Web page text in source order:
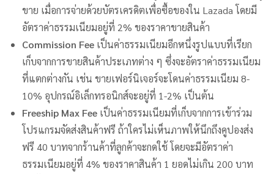
ขาย เมื่อการจ่ายด้วยบัตรเครดิตเพื่อซื้อของใน Lazada โดยมี
อัตราค่าธรรมเนียมอยู่ที่ 2% ของราคาขายสินค้า
Commission Fee เป็นค่าธรรมเนียมอีกหนึ่งรูปแบบที่เรียก
เก็บจากการขายสินค้าประเภทต่าง ๆ ซึ่งจะอัตราค่าธรรมเนียม
ที่แตกต่างกัน เช่น ขายเฟอร์นิเจอร์จะโดนค่าธรรมเนียม 8-
10% อุปกรณ์อิเล็กทรอนิกส์จะอยู่ที่ 1-2% เป็นต้น
Freeship Max Fee เป็นค่าธรรมเนียมที่เก็บจากการเข้าร่วม
โปรแกรมจัดส่งสินค้าฟรี ถ้าใครไม่เห็นภาพให้นึกถึงคูปองส่ง
ฟรี 40 บาทจากร้านค้าที่ลูกค้าจะกดใช้ โดยจะมีอัตราค่า
ธรรมเนียมอยู่ที่ 4% ของราคาสินค้า 1 ยอดไม่เกิน 200 บาท